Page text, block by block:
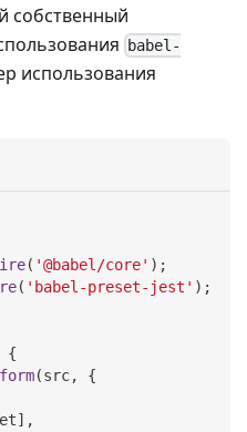
собственный
babel-
использования
( '@babel/core' ) ;
( 'babel-preset-jest' ) ;
{
(src,
{
] ,